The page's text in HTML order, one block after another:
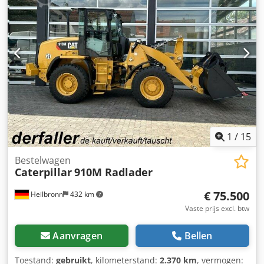
laswerkzaamheden uitgevoerd. Dcedpfxszrtlue Ambok
1 / 15
Heilbronn 432 km
Bestelwagen
Caterpillar910M Radlader
€ 75.500
Vaste prijs excl. btw
Aanvragen Bellen
Toestand: gebruikt, kilometerstand: 2.370 km, vermogen: